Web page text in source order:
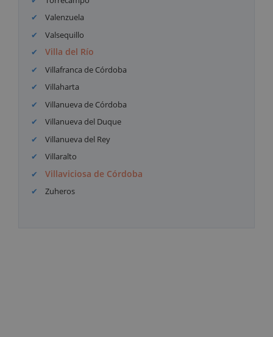
Valenzuela
Valsequillo
Villa del Río
Villafranca de Córdoba
Villaharta
Villanueva de Córdoba
Villanueva del Duque
Villanueva del Rey
Villaralto
Villaviciosa de Córdoba
Zuheros